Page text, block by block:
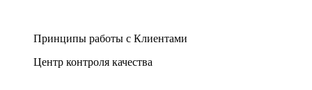
Принципы работы с Клиентами
Центр контроля качества